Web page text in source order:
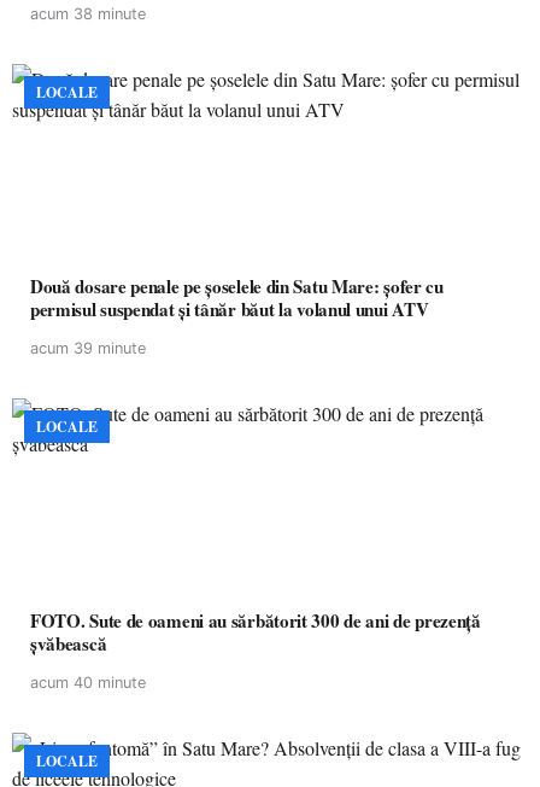
acum 38 minute
LOCALE
Două dosare penale pe șoselele din Satu Mare: șofer cu
permisul suspendat și tânăr băut la volanul unui ATV
acum 39 minute
LOCALE
FOTO. Sute de oameni au sărbătorit 300 de ani de prezență
șvăbească
acum 40 minute
LOCALE